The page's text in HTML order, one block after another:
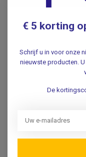
Speldje
.
ERLER
Erler
model
ERLER
model
€ 5 korting
Schrijf u in voor onze
nieuwste producten.
De